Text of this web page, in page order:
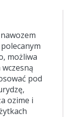
możliwa
pod
ozime i